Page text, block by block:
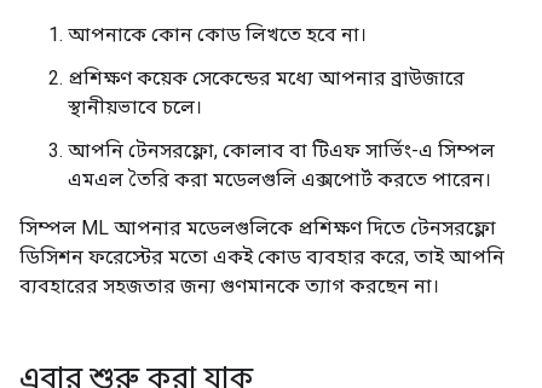
আপনাকে কোন কোড লিখতে হবে না।
প্রশিক্ষণ কয়েক সেকেন্ডের মধ্যে আপনার ব্রাউজারে
স্থানীয়ভাবে চলে।
আপনি টেনসরফ্লো, কোলাব বা টিএফ সার্ভিং-এ সিম্পল
এমএল তৈরি করা মডেলগুলি এক্সপোর্ট করতে পারেন।
সিম্পল ML আপনার মডেলগুলিকে প্রশিক্ষণ দিতে টেনসরফ্লো
ডিসিশন ফরেস্টের মতো একই কোড ব্যবহার করে, তাই আপনি
ব্যবহারের সহজতার জন্য গুণমানকে ত্যাগ করছেন না।
এবার শুরু করা যাক